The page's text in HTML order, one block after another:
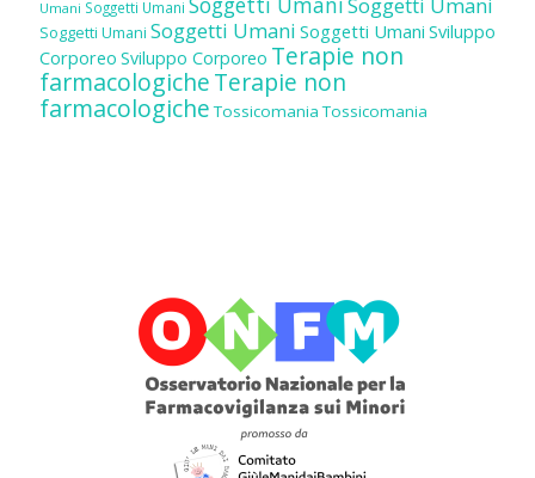
Umani Soggetti Umani
Soggetti Umani Soggetti Umani Soggetti Umani Sviluppo
Corporeo Sviluppo Corporeo Terapie non
farmacologicheTerapie non
farmacologiche Tossicomania Tossicomania